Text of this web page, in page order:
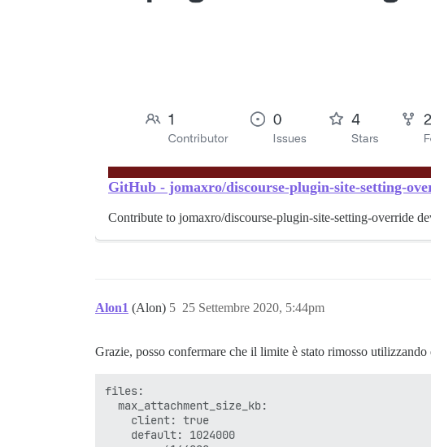
GitHub - jomaxro/discourse-plugin-site-setting-
Contribute to jomaxro/discourse-plugin-site-setting-override
Alon1 (Alon) 25 Settembre 2020, 5:44pm
5
Grazie, posso confermare che il limite è stato rimosso
files:
  max_attachment_size_kb:
    client: true
    default: 1024000